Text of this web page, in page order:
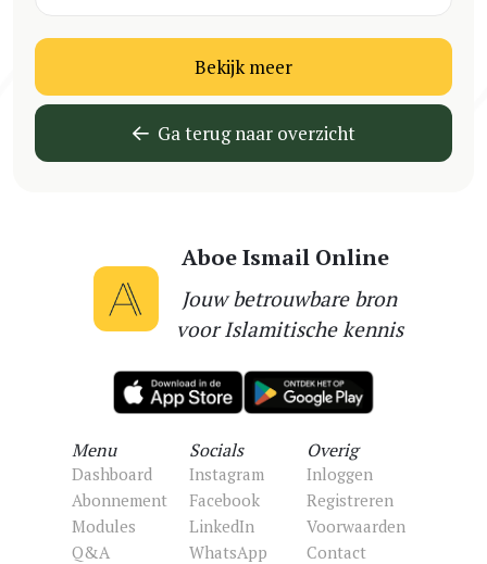
Bekijk meer
Ga terug naar overzicht
Aboe Ismail Online
Jouw betrouwbare bron
voor Islamitische kennis
Menu
Dashboard
Abonnement
Modules
Q&A
Socials
Instagram
Facebook
LinkedIn
WhatsApp
Overig
Inloggen
Registreren
Voorwaarden
Contact